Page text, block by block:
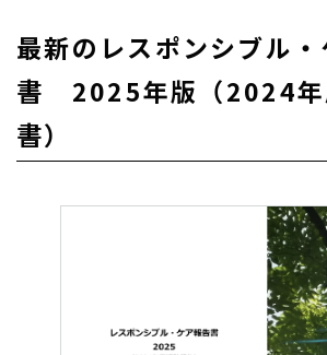
最新のレスポンシブル
書 2025年版（2024年
書）